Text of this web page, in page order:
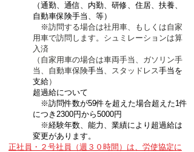
（通勤、通信、内勤、研修、住居、扶養、
自動車保険手当、等）
※訪問する場合は社用車、もしくは自家
用車で訪問します。シュミレーションは算
入済
（自家用車の場合は車両手当、ガソリン手
当、自動車保険手当 、スタッドレス手当を
支給）
超過給について
※訪問件数が59件を超えた場合超えた1件
につき2300円から5000円
※経験年数、能力、業績により超過給は
変更があります。
正社員・２号社員（週３０時間）は、労使協定に